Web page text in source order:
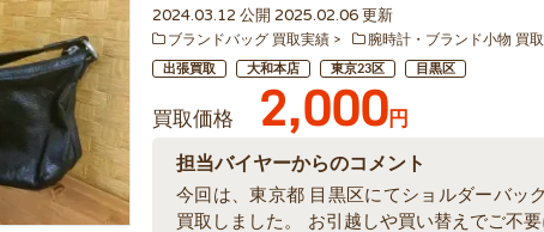
2024.03.12 公開 2025.02.06 更新
ブランドバッグ 買取実績 腕時計・ブランド小物 買
出張買取 大和本店 東京23区 目黒区
買取価格 2,000円
担当バイヤーからのコメント
今回は、東京都 目黒区にてショルダーバッ
買取しました。 お引越しや買い替えでご不